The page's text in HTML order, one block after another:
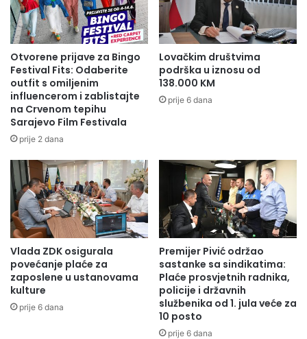
Otvorene prijave za Bingo
Festival Fits: Odaberite
outfit s omiljenim
influencerom i zablistajte
na Crvenom tepihu
Sarajevo Film Festivala
prije 2 dana
Lovačkim društvima
podrška u iznosu od
138.000 KM
prije 6 dana
Vlada ZDK osigurala
povećanje plaće za
zaposlene u ustanovama
kulture
prije 6 dana
Premijer Pivić održao
sastanke sa sindikatima:
Plaće prosvjetnih radnika,
policije i državnih
službenika od 1. jula veće za
10 posto
prije 6 dana